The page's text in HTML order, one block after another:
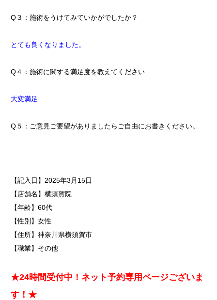
Q３：施術をうけてみていかがでしたか ？
とても良くなりました。
Q４：施術に関する満足度を教えてください
大変満足
Q５：ご意見ご要望がありましたらご自由にお書きください。
【記入日】2025年3月15日
【店舗名】横須賀院
【年齢】60代
【性別】女性
【住所】神奈川県横須賀市
【職業】その他
★24時間受付中！ネット予約専用ページございま
す！★